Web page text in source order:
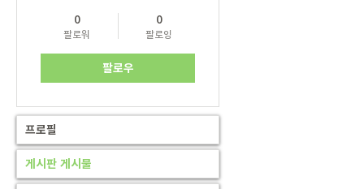
0
팔로워
0
팔로잉
팔로우
프로필
게시판 게시물